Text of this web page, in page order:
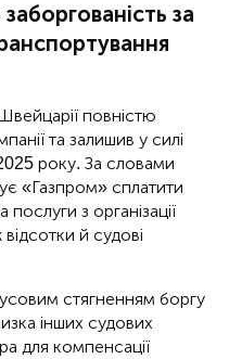
за
повністю
та залишив у силі
року. За словами
«Газпром» сплатити
з організації
й судові
стягненням боргу
інших судових
для компенсації